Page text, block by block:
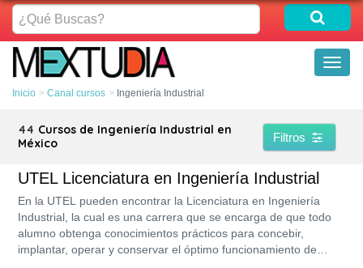
¿Qué
Buscas?
Inicio Canal cursos Ingeniería Industrial
44 Cursos de Ingeniería Industrial en
México
Filtros
UTEL Licenciatura en Ingeniería Industrial
En la UTEL pueden encontrar la Licenciatura en Ingeniería
Industrial, la cual es una carrera que se encarga de que todo
alumno obtenga conocimientos prácticos para concebir,
implantar, operar y conservar el óptimo funcionamiento de